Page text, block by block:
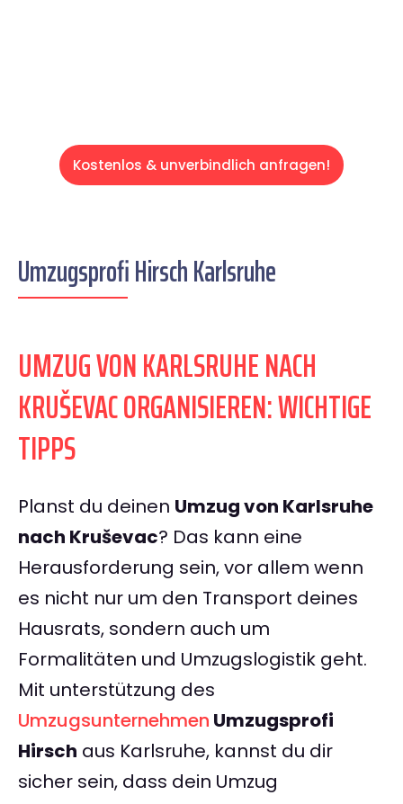
Kostenlos & unverbindlich anfragen!
Umzugsprofi Hirsch Karlsruhe
UMZUG VON KARLSRUHE NACH
KRUŠEVAC ORGANISIEREN: WICHTIGE
TIPPS
Planst du deinen Umzug von Karlsruhe
nach Kruševac? Das kann eine
Herausforderung sein, vor allem wenn
es nicht nur um den Transport deines
Hausrats, sondern auch um
Formalitäten und Umzugslogistik geht.
Mit unterstützung des
Umzugsunternehmen Umzugsprofi
Hirsch aus Karlsruhe, kannst du dir
sicher sein, dass dein Umzug